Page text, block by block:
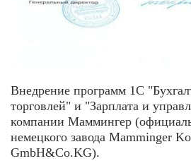
Внедрение программ 1С
торговлей" и "Зарплата и
компании Маммингер
немецкого завода Mamminger
GmbH&Co.KG).